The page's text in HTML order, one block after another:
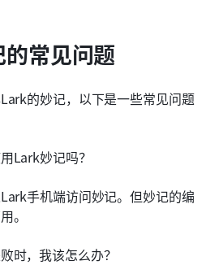
常见问题
的妙记，以下是一些常见问题
Lark妙记吗？
手机端访问妙记。但妙记的编
。
时，我该怎么办？